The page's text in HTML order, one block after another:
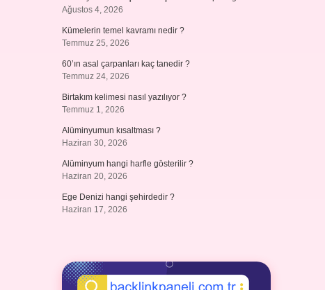
Ağustos 4, 2026
Kümelerin temel kavramı nedir ?
Temmuz 25, 2026
60’ın asal çarpanları kaç tanedir ?
Temmuz 24, 2026
Birtakım kelimesi nasıl yazılıyor ?
Temmuz 1, 2026
Alüminyumun kısaltması ?
Haziran 30, 2026
Alüminyum hangi harfle gösterilir ?
Haziran 20, 2026
Ege Denizi hangi şehirdedir ?
Haziran 17, 2026